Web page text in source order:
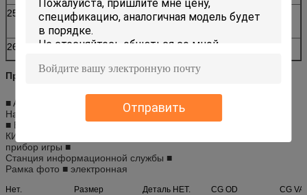
Отправить
25
Жизнь касания
перста
времена ≥35,000,000
26 Гарантированность 1 год
Применение
■ ATM
Навигация автомобиля ■ (GPS)
■ EBook
КИОСК ■
прибор игры ■
Станция информационной службы ■
Рамка фото ■ электронная
Нет. Размер Деталь НЕТ.
CG OD
CG VA